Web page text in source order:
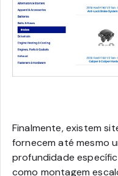
Finalmente, existem
fornecem até mesmo
profundidade
como montagem